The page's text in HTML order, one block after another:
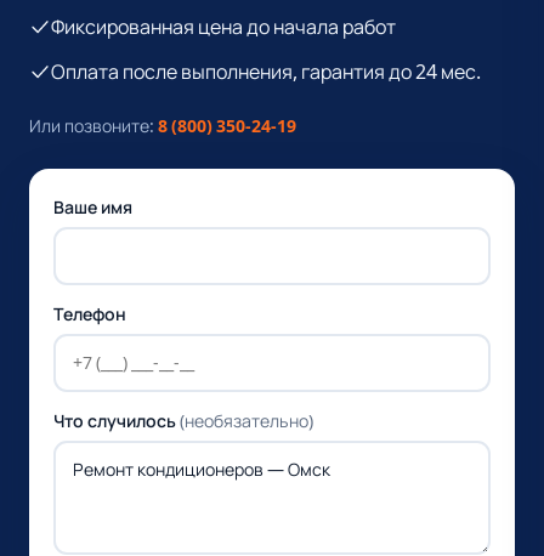
Фиксированная цена до начала работ
Оплата после выполнения, гарантия до 24 мес.
Или позвоните: 8 (800) 350-24-19
Ваше имя
Телефон
Что случилось(необязательно)